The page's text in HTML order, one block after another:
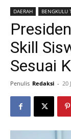
DAERAH BENGKULU
Skill
Sesuai
Penulis Redaksi - 20